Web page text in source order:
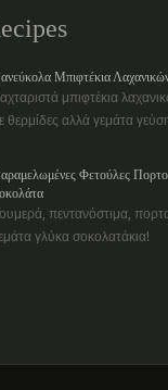
Μπιφτέκια
μπιφτέκια
θερμίδες αλλά γεμάτα
Φετούλες
πεντανόστιμα,
γλύκα σοκολατάκια!